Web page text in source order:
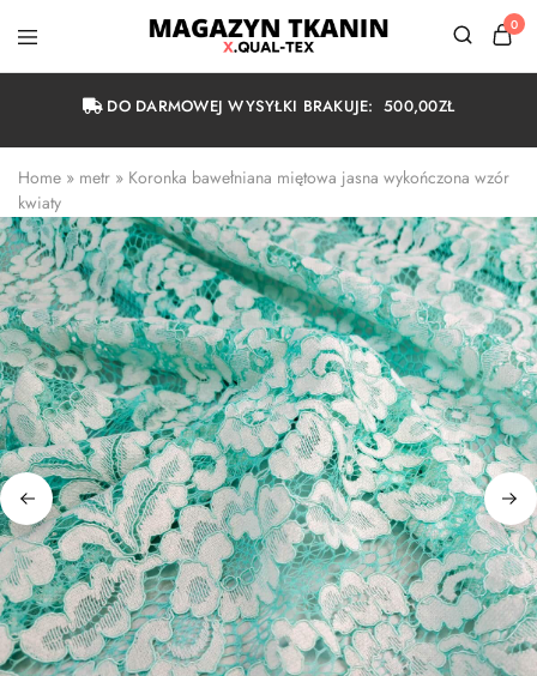
Magazyn
Warszawa
0
DO DARMOWEJ WYSYŁKI BRAKUJE:500,00ZŁ
Home » metr » Koronka bawełniana miętowa jasna wykończona wzór
kwiaty